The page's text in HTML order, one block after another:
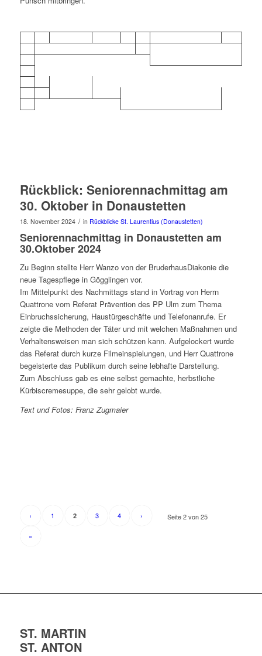
Rückblick: Seniorennachmittag am
30. Oktober in Donaustetten
18. November 2024 / in Rückblicke St. Laurentius (Donaustetten)
Seniorennachmittag in Donaustetten am
30.Oktober 2024
Zu Beginn stellte Herr Wanzo von der BruderhausDiakonie die
neue Tagespflege in Gögglingen vor.
Im Mittelpunkt des Nachmittags stand in Vortrag von Herrn
Quattrone vom Referat Prävention des PP Ulm zum Thema
Einbruchssicherung, Haustürgeschäfte und Telefonanrufe. Er
zeigte die Methoden der Täter und mit welchen Maßnahmen und
Verhaltensweisen man sich schützen kann. Aufgelockert wurde
das Referat durch kurze Filmeinspielungen, und Herr Quattrone
begeisterte das Publikum durch seine lebhafte Darstellung.
Zum Abschluss gab es eine selbst gemachte, herbstliche
Kürbiscremesuppe, die sehr gelobt wurde.
Text und Fotos: Franz Zugmaier
Seite 2 von 25
‹ 1 2 3 4 ›
»
ST. MARTIN
ST. ANTON